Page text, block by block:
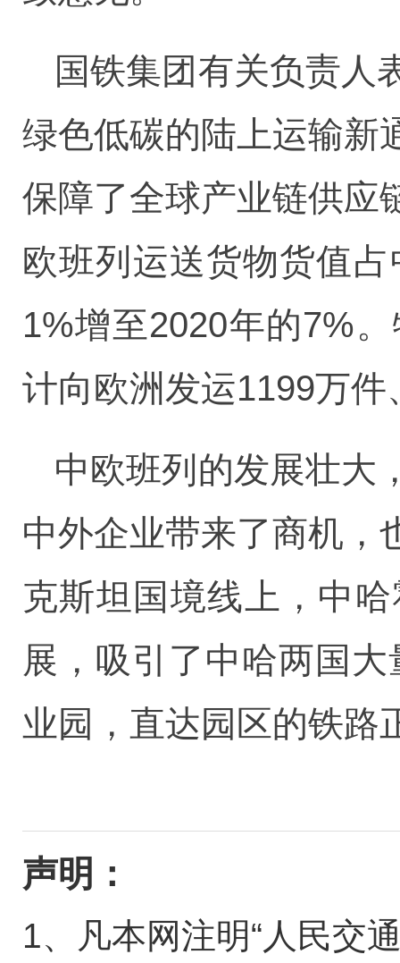
国铁集团有关负责人
绿色低碳的陆上运输新
保障了全球产业链供应
欧班列运送货物货值
1%增至2020年的7%
计向欧洲发运1199万
中欧班列的发展壮大
中外企业带来了商机，
克斯坦国境线上，中
展，吸引了中哈两国
业园，直达园区的铁路
声明：
1、凡本网注明“人民交